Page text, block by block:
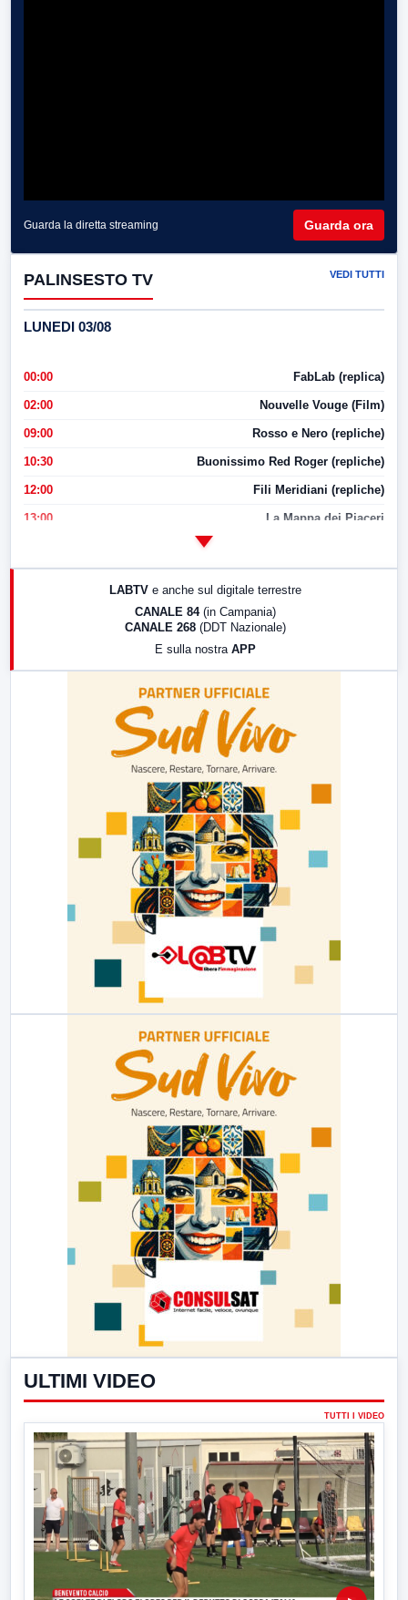
Guarda la diretta streaming Guarda ora
PALINSESTO TV VEDI TUTTI
LUNEDI 03/08
00:00 FabLab (replica)
02:00 Nouvelle Vouge (Film)
09:00 Rosso e Nero (repliche)
10:30 Buonissimo Red Roger (repliche)
12:00 Fili Meridiani (repliche)
13:00 La Mappa dei Piaceri
LABTV e anche sul digitale terrestre
CANALE 84 (in Campania)
CANALE 268 (DDT Nazionale)
E sulla nostra APP
ULTIMI VIDEO
TUTTI I VIDEO